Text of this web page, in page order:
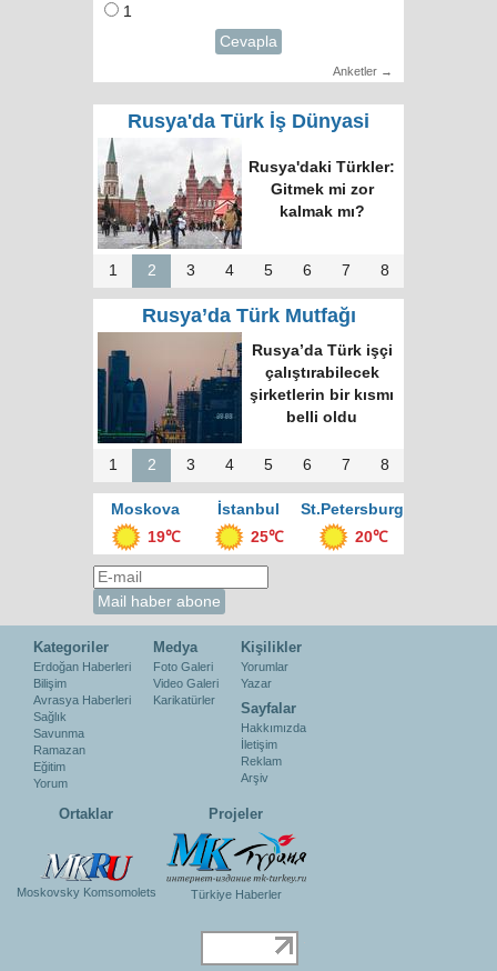
1
Cevapla
Anketler →
Rusya'da Türk İş Dünyasi
Rusya'daki Türkler:
Gitmek mi zor
kalmak mı?
1 2 3 4 5 6 7 8
Rusya’da Türk Mutfağı
Rusya’da Türk işçi
çalıştırabilecek
şirketlerin bir kısmı
belli oldu
1 2 3 4 5 6 7 8
Moskova İstanbul
St.Petersburg
19℃
25℃ 20℃
Kategoriler
Erdoğan Haberleri
Bilişim
Avrasya Haberleri
Sağlık
Savunma
Ramazan
Eğitim
Yorum
Medya
Foto Galeri
Video Galeri
Karikatürler
Kişilikler
Yorumlar
Yazar
Sayfalar
Hakkımızda
İletişim
Reklam
Arşiv
Ortaklar
Moskovsky Komsomolets
Projeler
Türkiye Haberler